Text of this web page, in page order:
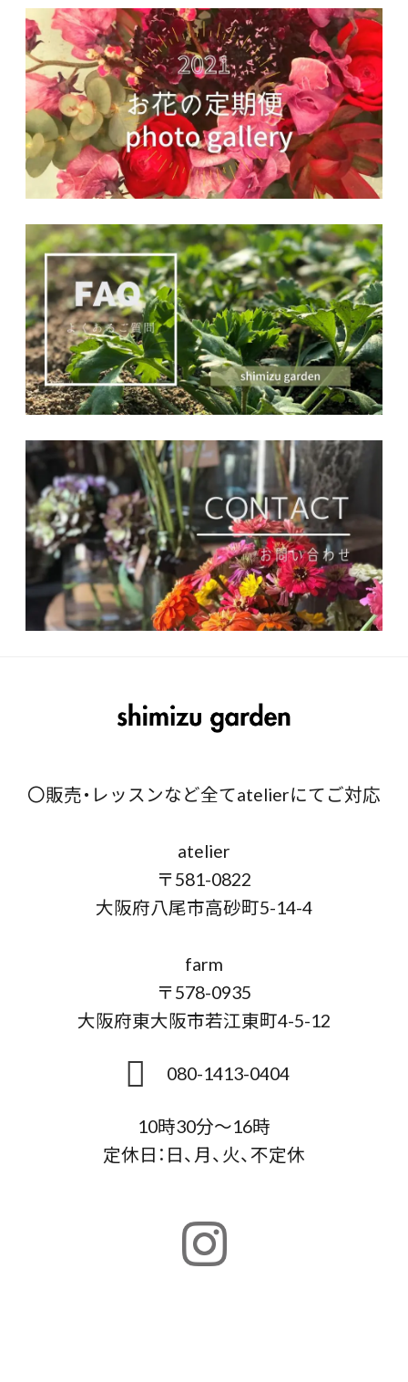
〇販売・レッスンなど全てatelierにてご対応
atelier
〒581-0822
大阪府八尾市高砂町5-14-4
farm
〒578-0935
大阪府東大阪市若江東町4-5-12
080-1413-0404
10時30分～16時
定休日：日、月、火、不定休